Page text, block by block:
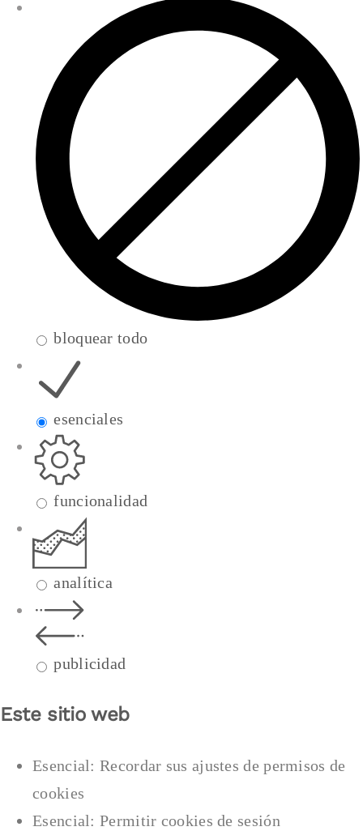
bloquear todo
esenciales
funcionalidad
analítica
publicidad
Este sitio web
Esencial: Recordar sus ajustes de permisos de
cookies
Esencial: Permitir cookies de sesión